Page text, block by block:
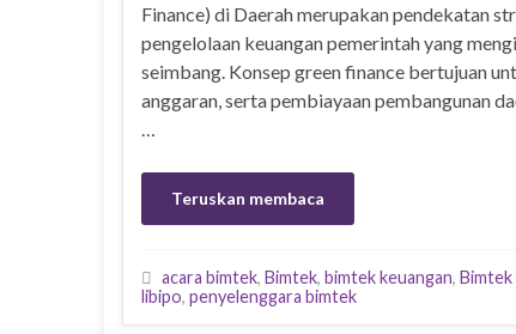
Finance) di Daerah merupakan pendekatan
pengelolaan keuangan pemerintah yang
seimbang. Konsep green finance bertujuan
anggaran, serta pembiayaan pembangunan
…
Teruskan membaca
acara bimtek, Bimtek, bimtek keuangan, Bimtek
libipo, penyelenggara bimtek